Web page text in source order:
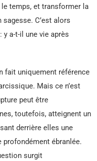
temps, et transformer la
C’est alors
y a-t-il une vie après
fait uniquement référence
Mais ce n’est
peut être
toutefois, atteignent un
derrière elles une
ébranlée.
surgit